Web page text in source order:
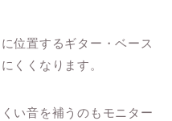
位置するギター・ベース
くくなります。
い音を補うのもモニター